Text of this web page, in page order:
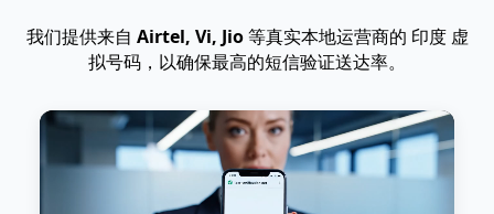
我们提供来自 Airtel, Vi, Jio等真实本地运营商的 印度 虚
拟号码，以确保最高的短信验证送达率。